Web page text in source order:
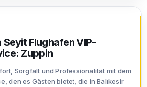
Seyit Flughafen VIP-
Zuppin
Sorgfalt und Professionalität mit dem
den es Gästen bietet, die in Balıkesir